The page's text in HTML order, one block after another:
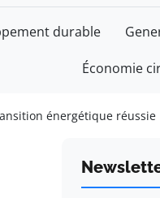
durable
Économie
énergétique réussie